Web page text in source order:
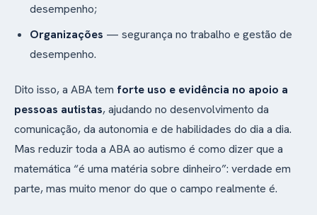
desempenho;
Organizações — segurança no trabalho e gestão de
desempenho.
Dito isso, a ABA tem forte uso e evidência no apoio a
pessoas autistas, ajudando no desenvolvimento da
comunicação, da autonomia e de habilidades do dia a dia.
Mas reduzir toda a ABA ao autismo é como dizer que a
matemática “é uma matéria sobre dinheiro”: verdade em
parte, mas muito menor do que o campo realmente é.